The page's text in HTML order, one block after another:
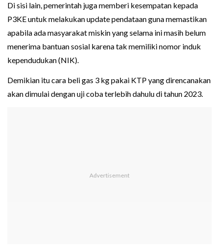
Di sisi lain, pemerintah juga memberi kesempatan kepada
P3KE untuk melakukan update pendataan guna memastikan
apabila ada masyarakat miskin yang selama ini masih belum
menerima bantuan sosial karena tak memiliki nomor induk
kependudukan (NIK).
Demikian itu cara beli gas 3 kg pakai KTP yang direncanakan
akan dimulai dengan uji coba terlebih dahulu di tahun 2023.